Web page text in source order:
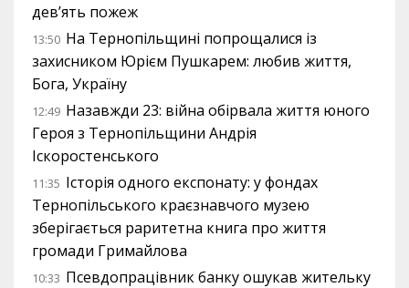
дев’ять пожеж
13:50 На Тернопільщині попрощалися із
захисником Юрієм Пушкарем: любив життя,
Бога, Україну
12:49 Назавжди 23: війна обірвала життя юного
Героя з Тернопільщини Андрія
Іскоростенського
11:35 Історія одного експонату: у фондах
Тернопільського краєзнавчого музею
зберігається раритетна книга про життя
громади Гримайлова
10:33 Псевдопрацівник банку ошукав жительку